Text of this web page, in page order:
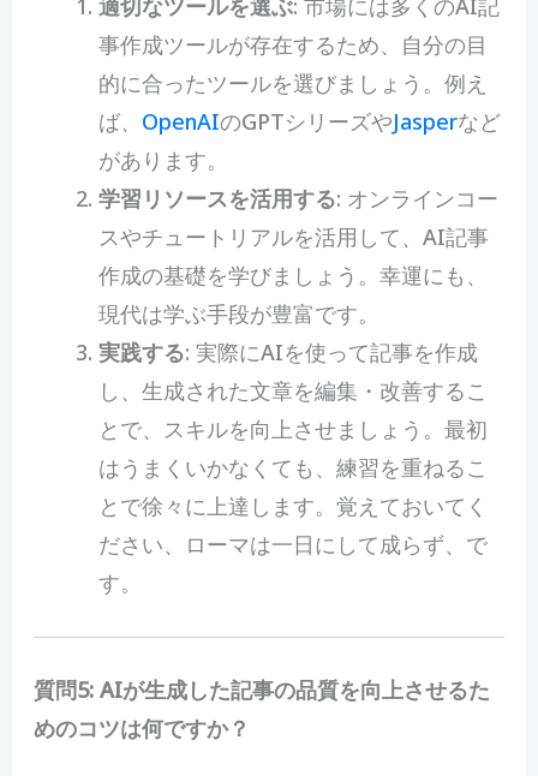
適切なツールを選ぶ: 市場には多くのAI記
事作成ツールが存在するため、自分の目
的に合ったツールを選びましょう。例え
ば、 OpenAIのGPTシリーズやJasperなど
があります。
学習リソースを活用する: オンラインコー
スやチュートリアルを活用して、AI記事
作成の基礎を学びましょう。幸運にも、
現代は学ぶ手段が豊富です。
実践する: 実際にAIを使って記事を作成
し、生成された文章を編集・改善するこ
とで、スキルを向上させましょう。最初
はうまくいかなくても、練習を重ねるこ
とで徐々に上達します。覚えておいてく
ださい、ローマは一日にして成らず、で
す。
質問5: AIが生成した記事の品質を向上させるた
めのコツは何ですか？